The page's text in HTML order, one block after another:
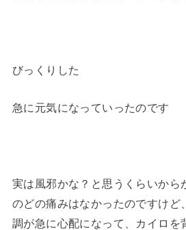
びっくりした
急に元気になっていったのです
実は風邪かな？と思うくらいから
のどの痛みはなかったのですけど
調が急に心配になって、カイロを